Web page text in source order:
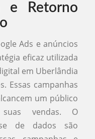
e Retorno
Ads e anúncios
eficaz utilizada
em Uberlândia
Essas campanhas
um público
vendas. O
de dados são